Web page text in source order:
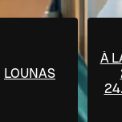
LOUNAS
À